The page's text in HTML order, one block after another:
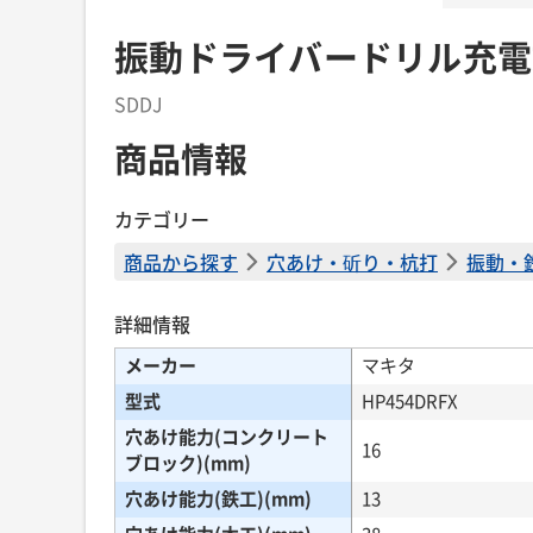
振動ドライバードリル充
SDDJ
商品情報
カテゴリー
商品から探す
穴あけ・斫り・杭打 振動・
詳細情報
メーカー
マキタ
型式
HP454DRFX
穴あけ能力(コンクリート
ブロック)(mm)
16
穴あけ能力(鉄工)(mm)
13